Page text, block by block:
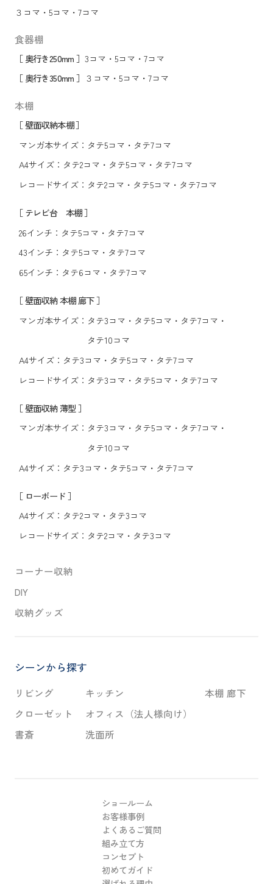
３コマ ・ 5コマ ・ 7コマ
食器棚
［ 奥行き250mm ］ 3コマ ・ 5コマ ・ 7コマ
［ 奥行き350mm ］ ３コマ ・ 5コマ ・ 7コマ
コーナー収納
DIY
収納グッズ
本棚
［ 壁面収納本棚 ］
マンガ本サイズ： タテ5コマ ・ タテ7コマ
A4サイズ： タテ2コマ ・ タテ5コマ ・ タテ7コマ
レコードサイズ： タテ2コマ ・ タテ5コマ ・ タテ7コマ
［ テレビ台 本棚 ］
26インチ： タテ5コマ ・ タテ7コマ
43インチ： タテ5コマ ・ タテ7コマ
65インチ： タテ6コマ ・ タテ7コマ
［ 壁面収納 本棚 廊下 ］
マンガ本サイズ： タテ3コマ ・ タテ5コマ ・ タテ7コマ ・
タテ10コマ
A4サイズ： タテ3コマ ・ タテ5コマ ・ タテ7コマ
レコードサイズ： タテ3コマ ・ タテ5コマ ・ タテ7コマ
［ 壁面収納 薄型 ］
マンガ本サイズ： タテ3コマ ・ タテ5コマ ・ タテ7コマ ・
タテ10コマ
A4サイズ： タテ3コマ ・ タテ5コマ ・ タテ7コマ
［ ローボード ］
A4サイズ： タテ2コマ ・ タテ3コマ
レコードサイズ： タテ2コマ ・ タテ3コマ
シーンから探す
リビング
クローゼット
書斎
キッチン
オフィス（法人様向け）
洗面所
本棚 廊下
ショールーム
お客様事例
よくあるご質問
組み立て方
コンセプト
初めてガイド